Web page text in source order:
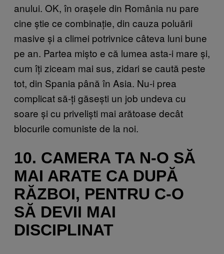
anului. OK, în orașele din România nu pare
cine știe ce combinație, din cauza poluării
masive și a climei potrivnice câteva luni bune
pe an. Partea mișto e că lumea asta-i mare și,
cum îți ziceam mai sus, zidari se caută peste
tot, din Spania până în Asia. Nu-i prea
complicat să-ți găsești un job undeva cu
soare și cu priveliști mai arătoase decât
blocurile comuniste de la noi.
10. CAMERA TA N-O SĂ
MAI ARATE CA DUPĂ
RĂZBOI, PENTRU C-O
SĂ DEVII MAI
DISCIPLINAT